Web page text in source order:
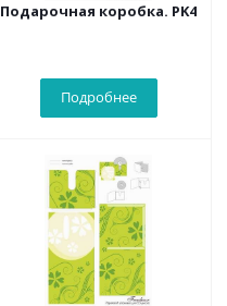
Подарочная коробка. PK4
Подробнее